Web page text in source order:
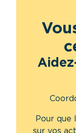
Pour que
sur vos